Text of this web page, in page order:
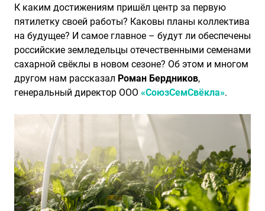
К каким достижениям пришёл центр за первую
пятилетку своей работы? Каковы планы коллектива
на будущее? И самое главное – будут ли обеспечены
российские земледельцы отечественными семенами
сахарной свёклы в новом сезоне? Об этом и многом
другом нам рассказал Роман Бердников,
генеральный директор ООО «СоюзСемСвёкла».